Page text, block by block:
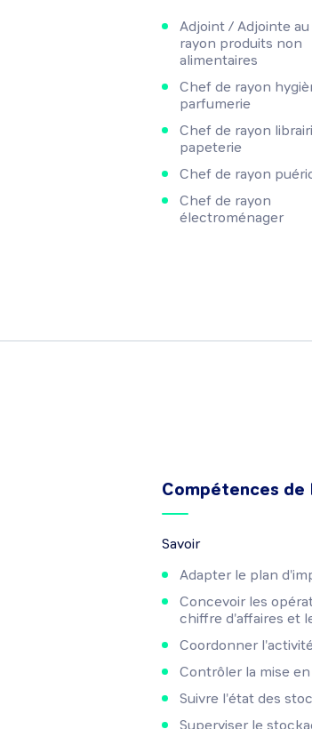
Adjoint / Adjointe
rayon produits non
alimentaires
Chef de rayon
parfumerie
Chef de rayon
papeterie
Chef de rayon
Chef de rayon
électroménager
Compétences de
Savoir
Adapter le plan
Concevoir les
chiffre d'affaires et
Coordonner
Contrôler la mise
Suivre l'état des
Superviser le